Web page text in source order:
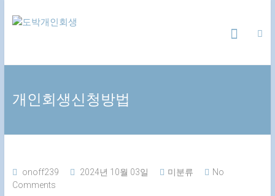
도
인
회
생
24
개인회생신청방법
onoff239 2024년 10월 03일 미분류
No
Comments